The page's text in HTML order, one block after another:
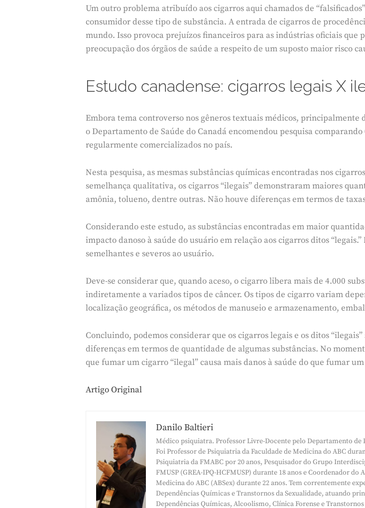
Um outro problema atribuído aos cigarros aqui chamados de
consumidor desse tipo de substância. A entrada de cigarros de
mundo. Isso provoca prejuízos financeiros para as indústrias oficiais que
preocupação dos órgãos de saúde a respeito de um suposto maior risco
Estudo canadense: cigarros legais X
Embora tema controverso nos gêneros textuais médicos,
o Departamento de Saúde do Canadá encomendou pesquisa
regularmente comercializados no país.
Nesta pesquisa, as mesmas substâncias químicas encontradas nos
semelhança qualitativa, os cigarros “ilegais” demonstraram maiores
amônia, tolueno, dentre outras. Não houve diferenças em termos de
Considerando este estudo, as substâncias encontradas em maior
impacto danoso à saúde do usuário em relação aos cigarros ditos
semelhantes e severos ao usuário.
Deve-se considerar que, quando aceso, o cigarro libera mais de 4.000
indiretamente a variados tipos de câncer. Os tipos de cigarro variam
localização geográfica, os métodos de manuseio e armazenamento,
Concluindo, podemos considerar que os cigarros legais e os ditos
diferenças em termos de quantidade de algumas substâncias. No
que fumar um cigarro “ilegal” causa mais danos à saúde do que fumar
Artigo Original
Danilo Baltieri
Médico psiquiatra. Professor Livre-Docente pelo Departamento de
Foi Professor de Psiquiatria da Faculdade de Medicina do ABC
Psiquiatria da FMABC por 20 anos, Pesquisador do Grupo
FMUSP (GREA-IPQ-HCFMUSP) durante 18 anos e Coordenador
Medicina do ABC (ABSex) durante 22 anos. Tem correntemente
Dependências Químicas e Transtornos da Sexualidade, atuando
Dependências Químicas, Alcoolismo, Clínica Forense e Transtornos